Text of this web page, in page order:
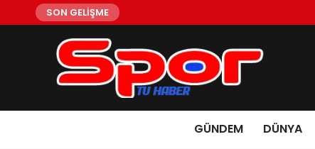
SON GELİŞME
GÜNDEM DÜNYA